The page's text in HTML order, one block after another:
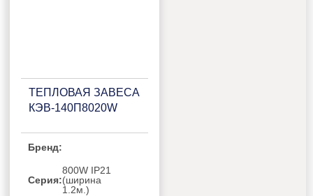
ТЕПЛОВАЯ ЗАВЕСА
КЭВ-140П8020W
Бренд:
Серия:
800W IP21
(ширина
1.2м.)